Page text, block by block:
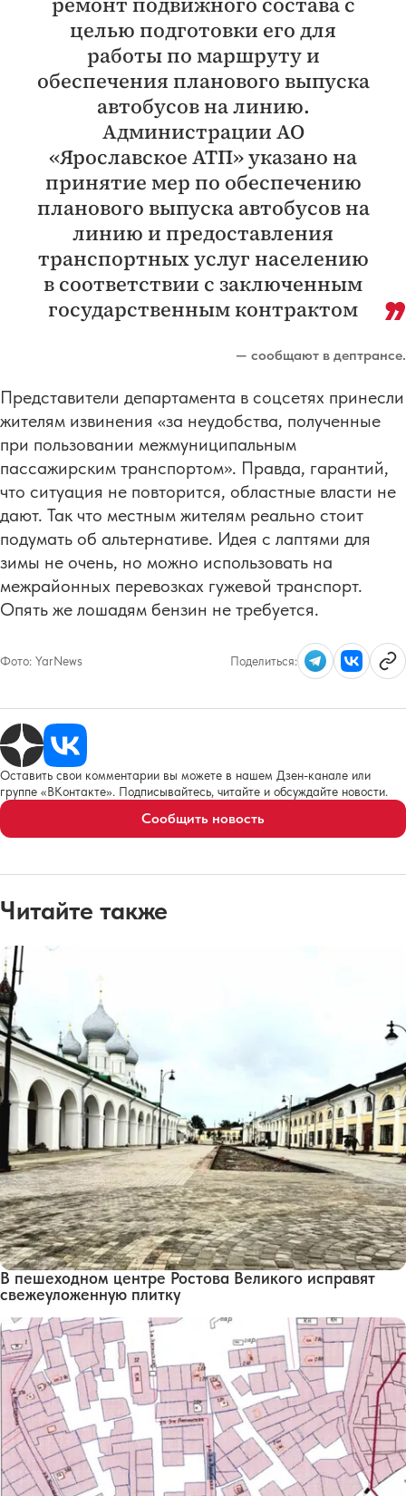
целью подготовки его для
работы по маршруту и
обеспечения планового выпуска
автобусов на линию.
Администрации АО
«Ярославское АТП» указано на
принятие мер по обеспечению
планового выпуска автобусов на
линию и предоставления
транспортных услуг населению
в соответствии с заключенным
государственным контрактом
— сообщают в дептрансе.
Представители департамента в соцсетях принесли
жителям извинения «за неудобства, полученные
при пользовании межмуниципальным
пассажирским транспортом». Правда, гарантий,
что ситуация не повторится, областные власти не
дают. Так что местным жителям реально стоит
подумать об альтернативе. Идея с лаптями для
зимы не очень, но можно использовать на
межрайонных перевозках гужевой транспорт.
Опять же лошадям бензин не требуется.
Фото: YarNews Поделиться:
Оставить свои комментарии вы можете в нашем Дзен-канале или
группе «ВКонтакте». Подписывайтесь, читайте и обсуждайте новости.
Сообщить новость
Читайте также
В пешеходном центре Ростова Великого исправят
свежеуложенную плитку